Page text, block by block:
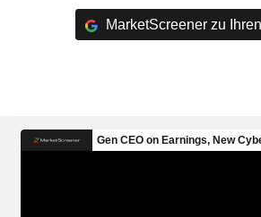
MarketScreener zu